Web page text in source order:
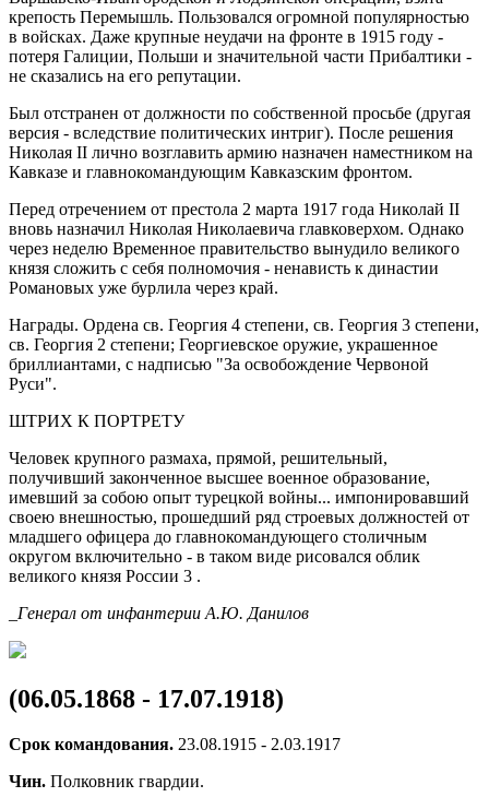
крепость Перемышль. Пользовался огромной популярностью
в войсках. Даже крупные неудачи на фронте в 1915 году -
потеря Галиции, Польши и значительной части Прибалтики -
не сказались на его репутации.
Был отстранен от должности по собственной просьбе (другая
версия - вследствие политических интриг). После решения
Николая II лично возглавить армию назначен наместником на
Кавказе и главнокомандующим Кавказским фронтом.
Перед отречением от престола 2 марта 1917 года Николай II
вновь назначил Николая Николаевича главковерхом. Однако
через неделю Временное правительство вынудило великого
князя сложить с себя полномочия - ненависть к династии
Романовых уже бурлила через край.
Награды. Ордена св. Георгия 4 степени, св. Георгия 3 степени,
св. Георгия 2 степени; Георгиевское оружие, украшенное
бриллиантами, с надписью "За освобождение Червоной
Руси".
ШТРИХ К ПОРТРЕТУ
Человек крупного размаха, прямой, решительный,
получивший законченное высшее военное образование,
имевший за собою опыт турецкой войны... импонировавший
своею внешностью, прошедший ряд строевых должностей от
младшего офицера до главнокомандующего столичным
округом включительно - в таком виде рисовался облик
великого князя России 3 .
_Генерал от инфантерии А.Ю. Данилов
(06.05.1868 - 17.07.1918)
Срок командования. 23.08.1915 - 2.03.1917
Чин. Полковник гвардии.